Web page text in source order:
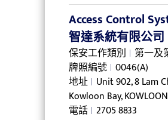
Access Control
智達系統有限公司
保安工作類別 第一及
牌照編號 0046(A)
地址 Unit 902, 8 Lam
Kowloon Bay, KOWLOON
電話 2705 8833